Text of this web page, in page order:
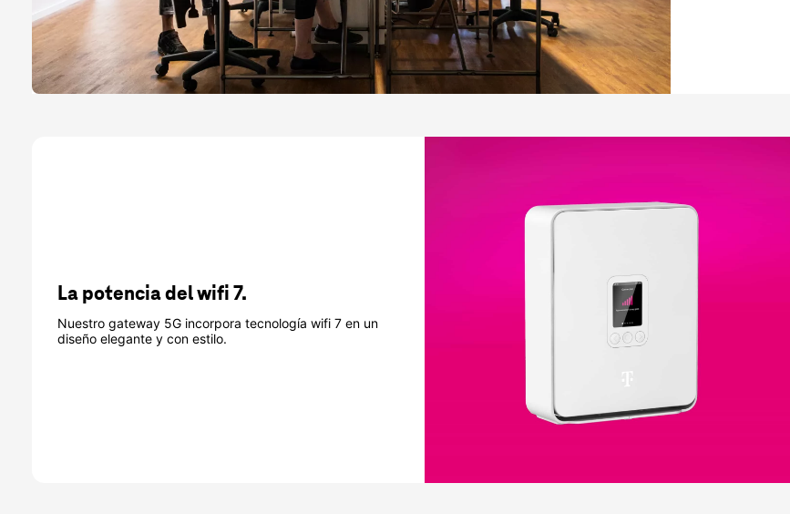
La potencia del wifi 7.
Nuestro gateway 5G incorpora tecnología wifi 7 en un
diseño elegante y con estilo.